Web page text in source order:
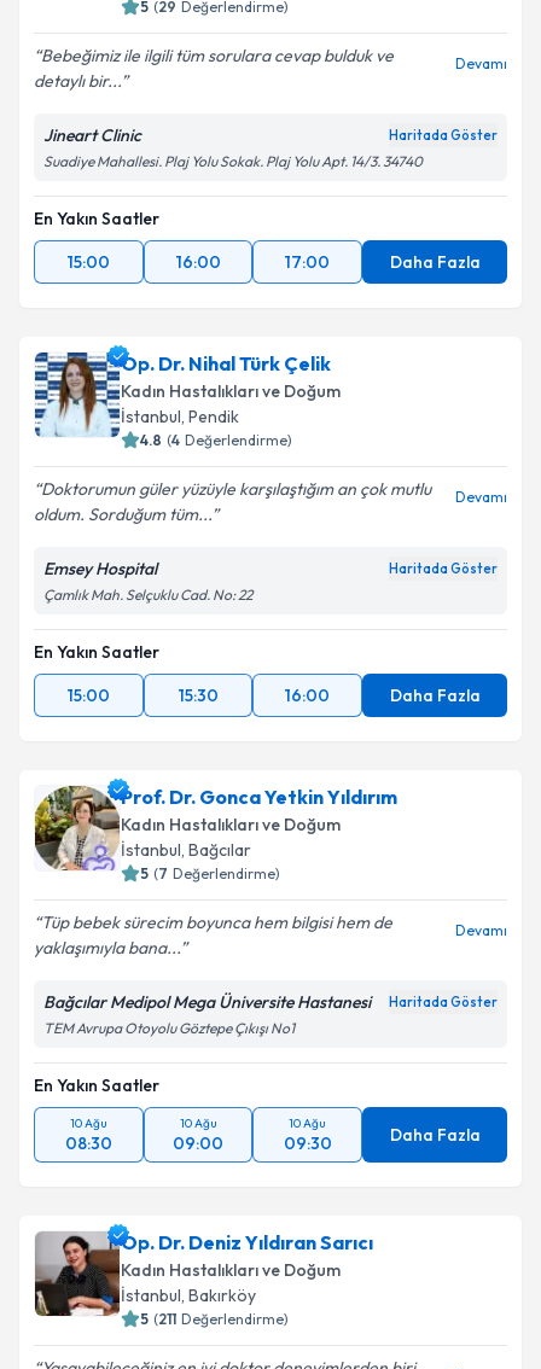
( Değerlendirme)
Bebeğimiz ile ilgili tüm sorulara cevap bulduk ve
detaylı bir...
Jineart Clinic
Suadiye Mahallesi. Plaj Yolu Sokak. Plaj Yolu Apt. 14/3. 34740
En Yakın Saatler
15:00
16:00 17:00 Daha Fazla
Op. Dr. Nihal Türk Çelik
Kadın Hastalıkları ve Doğum
İstanbul, Pendik
( Değerlendirme)
Doktorumun güler yüzüyle karşılaştığım an çok mutlu
oldum. Sorduğum tüm...
Emsey Hospital
Çamlık Mah. Selçuklu Cad. No: 22
En Yakın Saatler
15:00
15:30 16:00 Daha Fazla
Prof. Dr. Gonca Yetkin Yıldırım
Kadın Hastalıkları ve Doğum
İstanbul, Bağcılar
( Değerlendirme)
Tüp bebek sürecim boyunca hem bilgisi hem de
yaklaşımıyla bana...
Bağcılar Medipol Mega Üniversite Hastanesi
TEM Avrupa Otoyolu Göztepe Çıkışı No1
En Yakın Saatler
10 Ağu
08:30
10 Ağu
09:00
10 Ağu
09:30 Daha Fazla
Op. Dr. Deniz Yıldıran Sarıcı
Kadın Hastalıkları ve Doğum
İstanbul, Bakırköy
( Değerlendirme)